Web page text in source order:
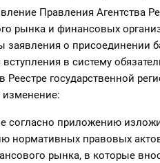
Правления Агентства
рынка и финансовых
о присоединении
в систему
Реестре государственной
согласно приложению
нормативных правовых
рынка, в которые